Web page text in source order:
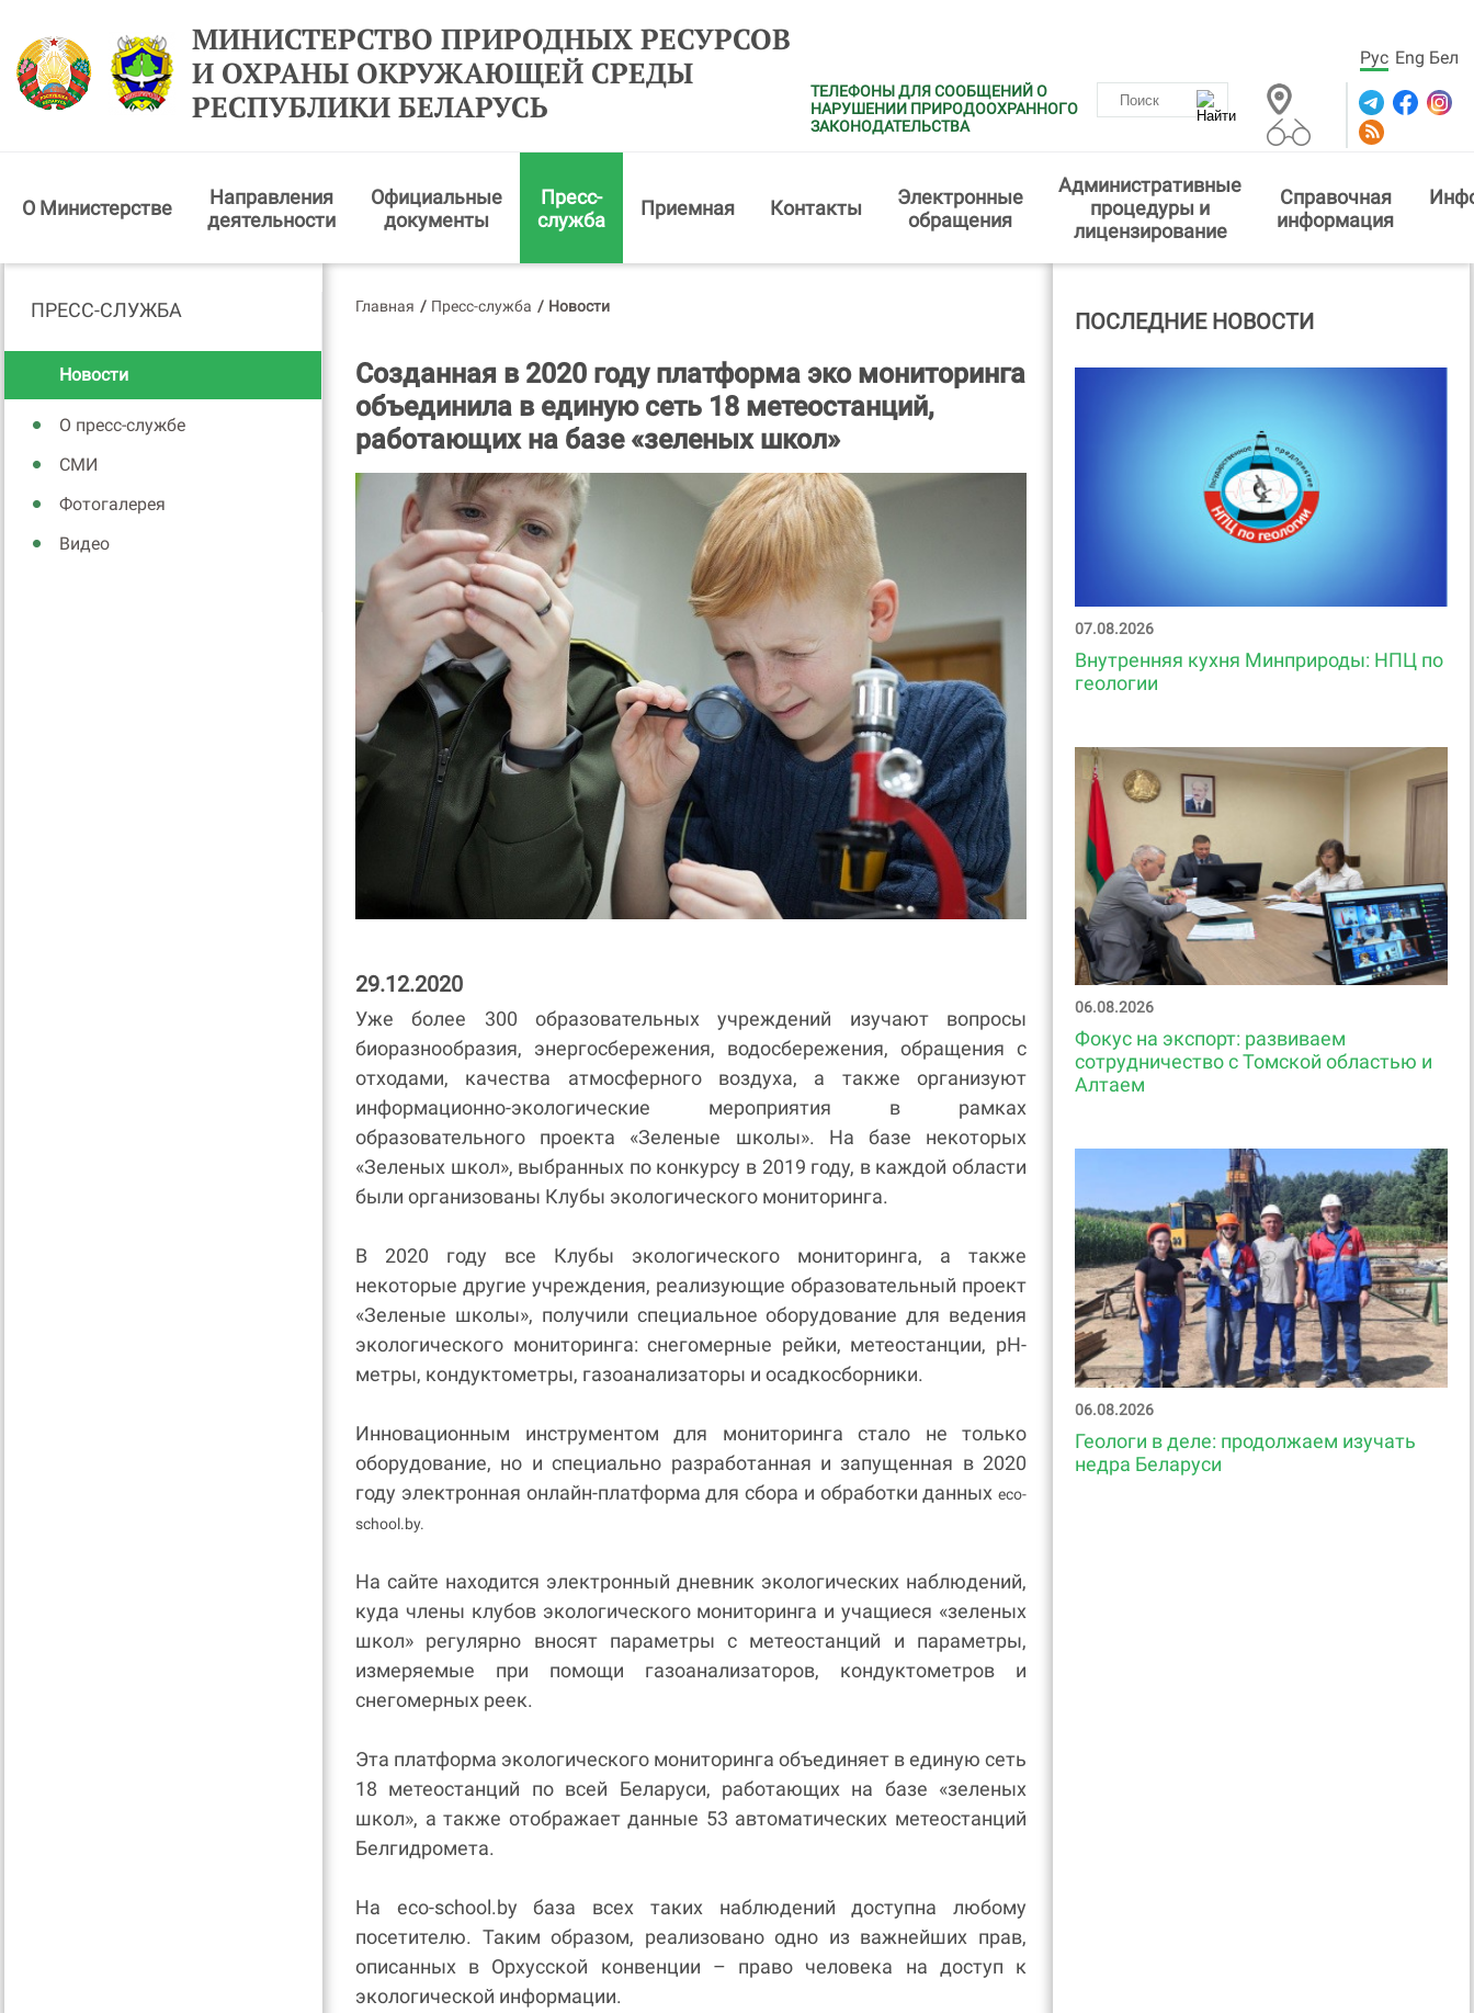
МИНИСТЕРСТВО ПРИРОДНЫХ РЕСУРСОВ
И ОХРАНЫ ОКРУЖАЮЩЕЙ СРЕДЫ
РЕСПУБЛИКИ БЕЛАРУСЬ
Рус Eng Бел
ТЕЛЕФОНЫ ДЛЯ СООБЩЕНИЙ О
НАРУШЕНИИ ПРИРОДООХРАННОГО
ЗАКОНОДАТЕЛЬСТВА
О Министерстве
Направления
деятельности
Официальные
документы
Пресс-
служба
Приемная Контакты
Электронные
обращения
Административные
процедуры и
лицензирование
Справочная
информация
ПРЕСС-СЛУЖБА
Новости
О пресс-службе
СМИ
Фотогалерея
Видео
Главная / Пресс-служба / Новости
Созданная в 2020 году платформа эко мониторинга
объединила в единую сеть 18 метеостанций,
работающих на базе «зеленых школ»
29.12.2020
Уже более 300 образовательных учреждений изучают вопросы
биоразнообразия, энергосбережения, водосбережения, обращения с
отходами, качества атмосферного воздуха, а также организуют
информационно-экологические мероприятия в рамках
образовательного проекта «Зеленые школы». На базе некоторых
«Зеленых школ», выбранных по конкурсу в 2019 году, в каждой области
были организованы Клубы экологического мониторинга.
В 2020 году все Клубы экологического мониторинга, а также
некоторые другие учреждения, реализующие образовательный проект
«Зеленые школы», получили специальное оборудование для ведения
экологического мониторинга: снегомерные рейки, метеостанции, pH-
метры, кондуктометры, газоанализаторы и осадкосборники.
Инновационным инструментом для мониторинга стало не только
оборудование, но и специально разработанная и запущенная в 2020
году электронная онлайн-платформа для сбора и обработки данных eco-
school.by.
На сайте находится электронный дневник экологических наблюдений,
куда члены клубов экологического мониторинга и учащиеся «зеленых
школ» регулярно вносят параметры с метеостанций и параметры,
измеряемые при помощи газоанализаторов, кондуктометров и
снегомерных реек.
Эта платформа экологического мониторинга объединяет в единую сеть
18 метеостанций по всей Беларуси, работающих на базе «зеленых
школ», а также отображает данные 53 автоматических метеостанций
Белгидромета.
На eco-school.by база всех таких наблюдений доступна любому
посетителю. Таким образом, реализовано одно из важнейших прав,
описанных в Орхусской конвенции – право человека на доступ к
экологической информации.
ПОСЛЕДНИЕ НОВОСТИ
07.08.2026
Внутренняя кухня Минприроды: НПЦ по
геологии
06.08.2026
Фокус на экспорт: развиваем
сотрудничество с Томской областью и
Алтаем
06.08.2026
Геологи в деле: продолжаем изучать
недра Беларуси